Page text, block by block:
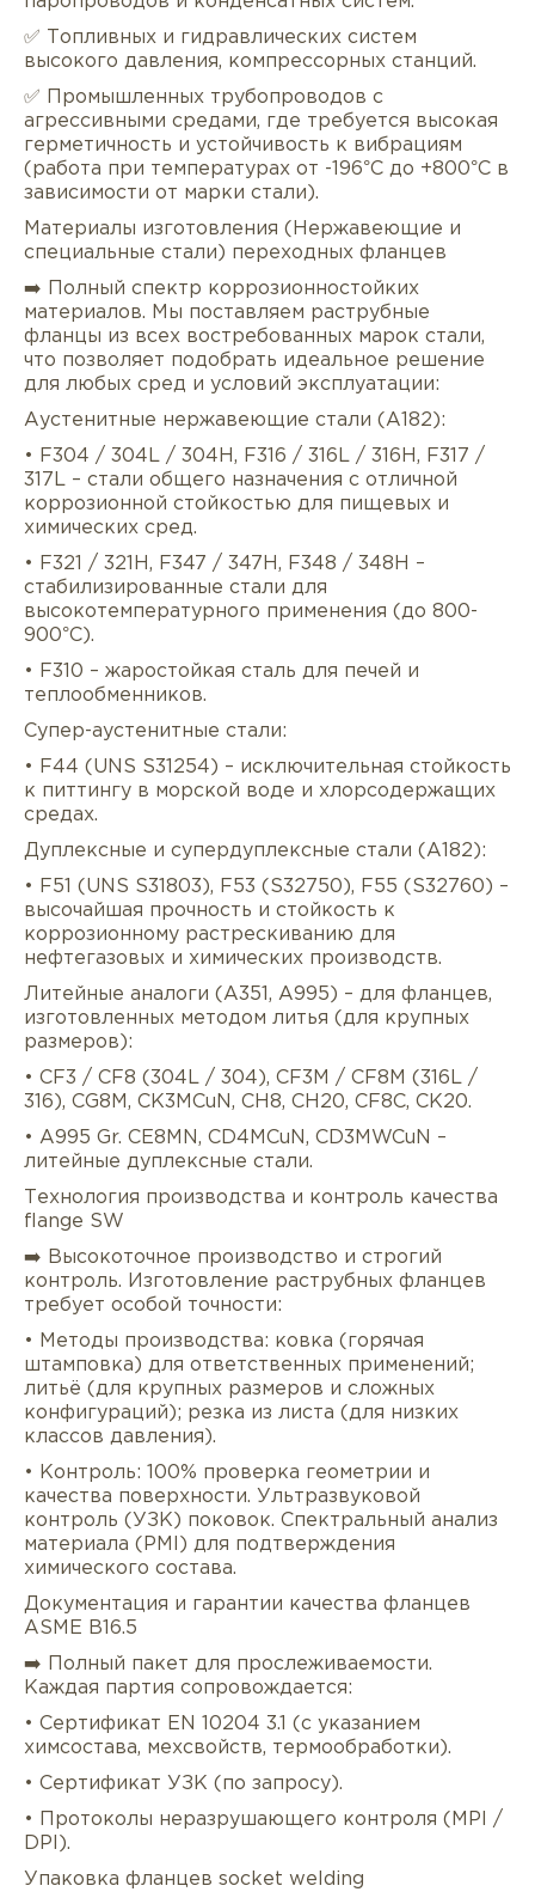
Описание Характеристики
Услуги Оплата/доставка Отзывы/
✅ Топливных и гидравлических систем
высокого давления, компрессорных станций.
✅ Промышленных трубопроводов с
агрессивными средами, где требуется высокая
герметичность и устойчивость к вибрациям
(работа при температурах от -196°C до +800°C в
зависимости от марки стали).
Материалы изготовления (Нержавеющие и
специальные стали) переходных фланцев
➡️ Полный спектр коррозионностойких
материалов. Мы поставляем раструбные
фланцы из всех востребованных марок стали,
что позволяет подобрать идеальное решение
для любых сред и условий эксплуатации:
Аустенитные нержавеющие стали (A182):
• F304 / 304L / 304H, F316 / 316L / 316H, F317 /
317L – стали общего назначения с отличной
коррозионной стойкостью для пищевых и
химических сред.
• F321 / 321H, F347 / 347H, F348 / 348H –
стабилизированные стали для
высокотемпературного применения (до 800-
900°C).
• F310 – жаростойкая сталь для печей и
теплообменников.
Супер-аустенитные стали:
• F44 (UNS S31254) – исключительная стойкость
к питтингу в морской воде и хлорсодержащих
средах.
Дуплексные и супердуплексные стали (A182):
• F51 (UNS S31803), F53 (S32750), F55 (S32760) –
высочайшая прочность и стойкость к
коррозионному растрескиванию для
нефтегазовых и химических производств.
Литейные аналоги (A351, A995) – для фланцев,
изготовленных методом литья (для крупных
размеров):
• CF3 / CF8 (304L / 304), CF3M / CF8M (316L /
316), CG8M, CK3MCuN, CH8, CH20, CF8C, CK20.
• A995 Gr. CE8MN, CD4MCuN, CD3MWCuN –
литейные дуплексные стали.
Технология производства и контроль качества
flange SW
➡️ Высокоточное производство и строгий
контроль. Изготовление раструбных фланцев
требует особой точности:
• Методы производства: ковка (горячая
штамповка) для ответственных применений;
литьё (для крупных размеров и сложных
конфигураций); резка из листа (для низких
классов давления).
• Контроль: 100% проверка геометрии и
качества поверхности. Ультразвуковой
контроль (УЗК) поковок. Спектральный анализ
материала (PMI) для подтверждения
химического состава.
Документация и гарантии качества фланцев
ASME B16.5
➡️ Полный пакет для прослеживаемости.
Каждая партия сопровождается:
• Сертификат EN 10204 3.1 (с указанием
химсостава, мехсвойств, термообработки).
• Сертификат УЗК (по запросу).
• Протоколы неразрушающего контроля (MPI /
DPI).
Упаковка фланцев socket welding